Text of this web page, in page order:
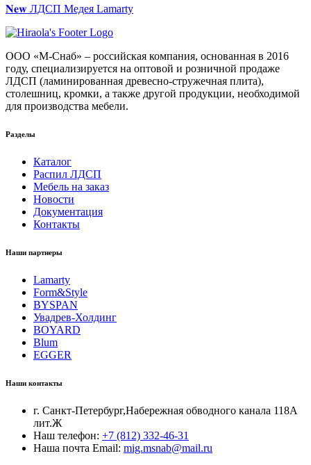
𝐍𝐞𝐰 ЛДСП Медея Lamarty
ООО «М-Снаб» – российская компания, основанная в 2016
году, специализируется на оптовой и розничной продаже
ЛДСП (ламинированная древесно-стружечная плита),
столешниц, кромки, а также другой продукции, необходимой
для производства мебели.
Разделы
Каталог
Распил ЛДСП
Мебель на заказ
Новости
Документация
Контакты
Наши партнеры
Lamarty
Form&Style
BYSPAN
Увадрев-Холдинг
BOYARD
Blum
EGGER
Наши контакты
г. Санкт-Петербург,Набережная обводного канала 118А
лит.Ж
Наш телефон: +7 (812) 332-46-31
Наша почта Email: mig.msnab@mail.ru